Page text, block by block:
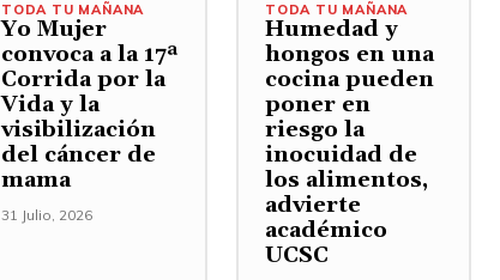
TODA TU MAÑANA
Yo Mujer
convoca a la 17ª
Corrida por la
Vida y la
visibilización
del cáncer de
mama
31 Julio, 2026
TODA TU MAÑANA
Humedad y
hongos en una
cocina pueden
poner en
riesgo la
inocuidad de
los alimentos,
advierte
académico
UCSC